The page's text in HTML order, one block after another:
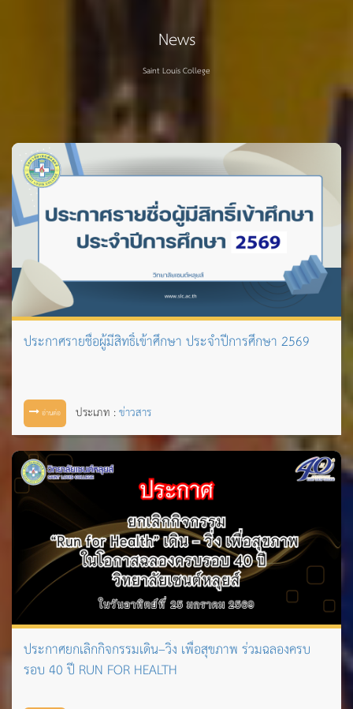
News
Saint Louis College
ประกาศรายชื่อผู้มีสิทธิ์เข้าศึกษา ประจำปีการศึกษา 2569
อ่านต่อ ประเภท :ข่าวสาร
ประกาศยกเลิกกิจกรรมเดิน–วิ่ง เพื่อสุขภาพ ร่วมฉลองครบ
รอบ 40 ปี RUN FOR HEALTH